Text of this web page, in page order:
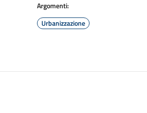
Argomenti:
Urbanizzazione